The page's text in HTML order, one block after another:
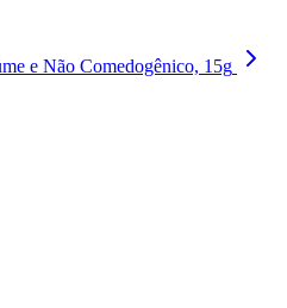
e Não Comedogênico, 15g